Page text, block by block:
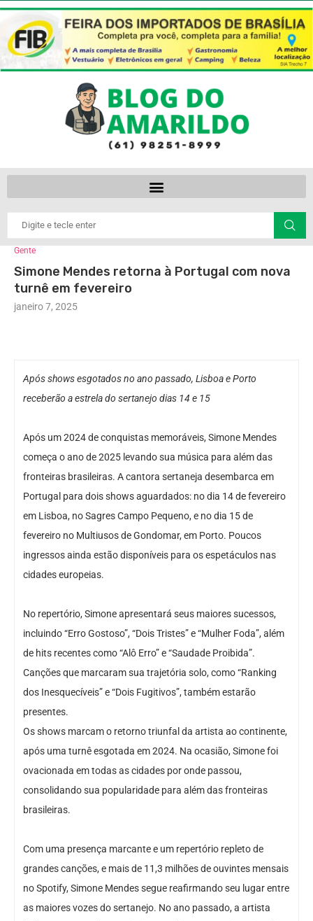
Gente
Simone Mendes retorna à Portugal com nova
turnê em fevereiro
janeiro 7, 2025
Após shows esgotados no ano passado, Lisboa e Porto
receberão a estrela do sertanejo dias 14 e 15
Após um 2024 de conquistas memoráveis, Simone Mendes
começa o ano de 2025 levando sua música para além das
fronteiras brasileiras. A cantora sertaneja desembarca em
Portugal para dois shows aguardados: no dia 14 de fevereiro
em Lisboa, no Sagres Campo Pequeno, e no dia 15 de
fevereiro no Multiusos de Gondomar, em Porto. Poucos
ingressos ainda estão disponíveis para os espetáculos nas
cidades europeias.
No repertório, Simone apresentará seus maiores sucessos,
incluindo “Erro Gostoso”, “Dois Tristes” e “Mulher Foda”, além
de hits recentes como “Alô Erro” e “Saudade Proibida”.
Canções que marcaram sua trajetória solo, como “Ranking
dos Inesquecíveis” e “Dois Fugitivos”, também estarão
presentes.
Os shows marcam o retorno triunfal da artista ao continente,
após uma turnê esgotada em 2024. Na ocasião, Simone foi
ovacionada em todas as cidades por onde passou,
consolidando sua popularidade para além das fronteiras
brasileiras.
Com uma presença marcante e um repertório repleto de
grandes canções, e mais de 11,3 milhões de ouvintes mensais
no Spotify, Simone Mendes segue reafirmando seu lugar entre
as maiores vozes do sertanejo. No ano passado, a artista